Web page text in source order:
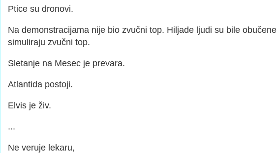
Ptice su dronovi.
Na demonstracijama nije bio zvučni top. Hiljade ljudi su bile obučene
simuliraju zvučni top.
Sletanje na Mesec je prevara.
Atlantida postoji.
Elvis je živ.
...
Ne veruje lekaru,